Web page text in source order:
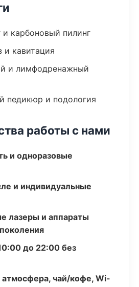
и карбоновый пилинг
и кавитация
и лимфодренажный
педикюр и подология
работы с нами
и одноразовые
и индивидуальные
лазеры и аппараты
до 22:00 без
чай/кофе, Wi-